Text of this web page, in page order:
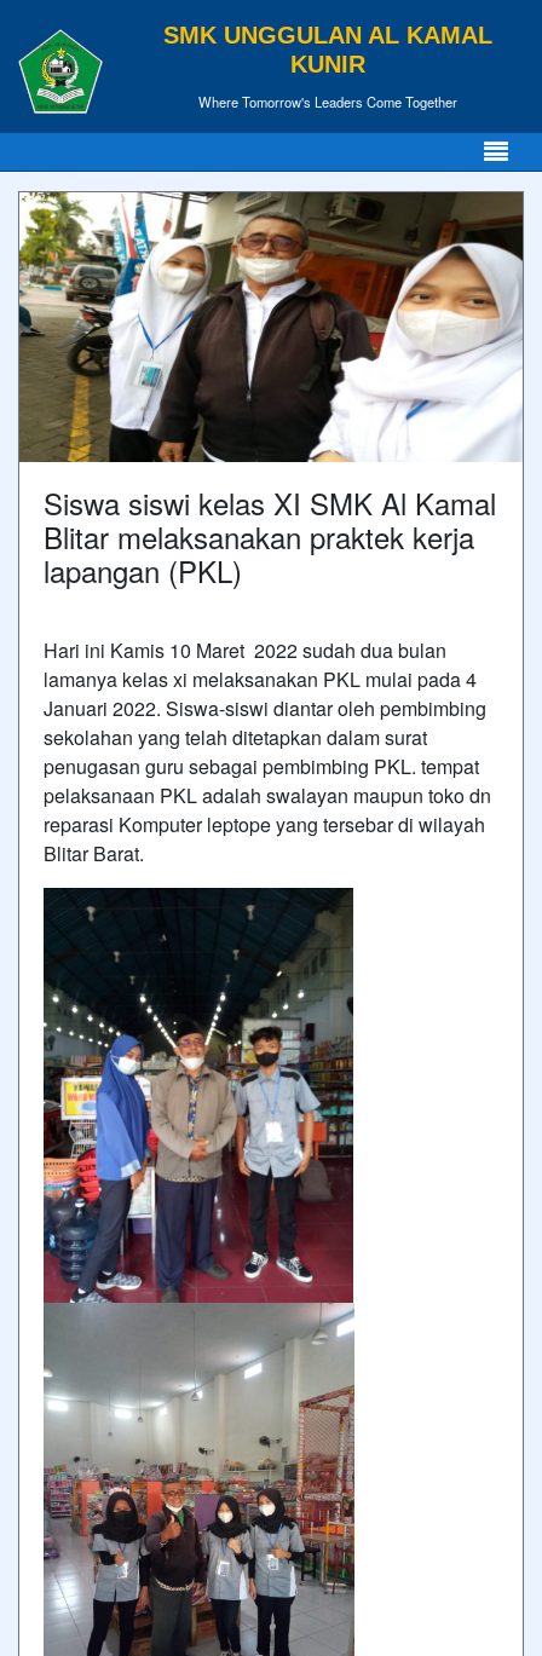
SMK UNGGULAN AL KAMAL
KUNIR
Where Tomorrow's Leaders Come Together
Siswa siswi kelas XI SMK Al Kamal
Blitar melaksanakan praktek kerja
lapangan (PKL)
Hari ini Kamis 10 Maret 2022 sudah dua bulan
lamanya kelas xi melaksanakan PKL mulai pada 4
Januari 2022. Siswa-siswi diantar oleh pembimbing
sekolahan yang telah ditetapkan dalam surat
penugasan guru sebagai pembimbing PKL. tempat
pelaksanaan PKL adalah swalayan maupun toko dn
reparasi Komputer leptope yang tersebar di wilayah
Blitar Barat.